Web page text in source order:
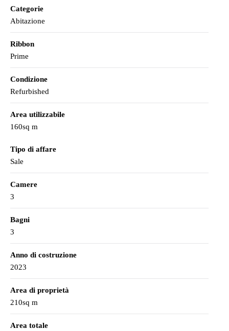
Categorie
Abitazione
Ribbon
Prime
Condizione
Refurbished
Area utilizzabile
160sq m
Tipo di affare
Sale
Camere
3
Bagni
3
Anno di costruzione
2023
Area di proprietà
210sq m
Area totale